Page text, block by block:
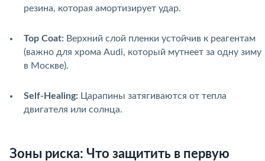
резина, которая амортизирует удар.
Top Coat: Верхний слой пленки устойчив к реагентам
(важно для хрома Audi, который мутнеет за одну зиму
в Москве).
Self-Healing: Царапины затягиваются от тепла
двигателя или солнца.
Зоны риска: Что защитить в первую